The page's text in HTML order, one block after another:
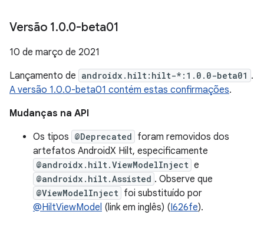
Versão 1.0.0-beta01
10 de março de 2021
Lançamento de androidx.hilt:hilt-*:1.0.0-beta01 .
A versão 1.0.0-beta01 contém estas confirmações.
Mudanças na API
Os tipos @Deprecated foram removidos dos
artefatos AndroidX Hilt, especificamente
@androidx.hilt.ViewModelInject e
@androidx.hilt.Assisted . Observe que
@ViewModelInject foi substituído por
@HiltViewModel (link em inglês) (I626fe).